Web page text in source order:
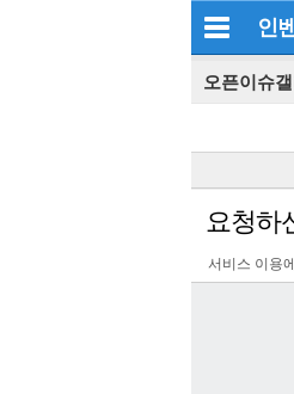
인
오픈이슈
요청하
서비스 이용